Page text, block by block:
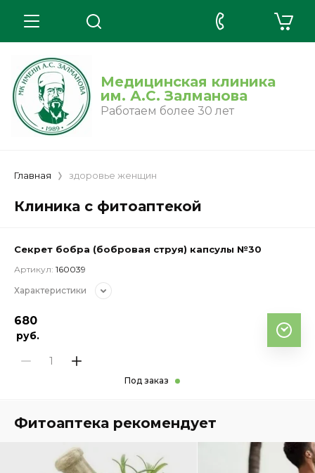
Медицинская клиника
им. А.С. Залманова
Работаем более 30 лет
Главная здоровье женщин
Клиника с фитоаптекой
Секрет бобра (бобровая струя) капсулы №30
Артикул: 160039
Характеристики
680
руб.
Под заказ
Фитоаптека рекомендует